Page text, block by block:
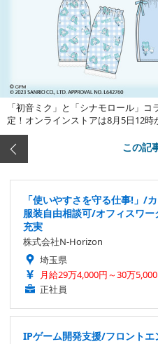
「初音ミク」と「シナモロール」
定！オンラインストアは8月5日12時
この記
「使いやすさを守る仕事!」/
服装自由相談可/オフィスワ
充実
株式会社N-Horizon
埼玉県
月給29万4,000円～30万
正社員
IPゲーム開発支援/フロントエ